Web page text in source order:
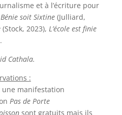
et à l’écriture pour
soit Sixtine(Julliard,
(Stock, 2023), L’école est finie
Cathala.
:
une manifestation
Pas de Porte
sont gratuits mais ils